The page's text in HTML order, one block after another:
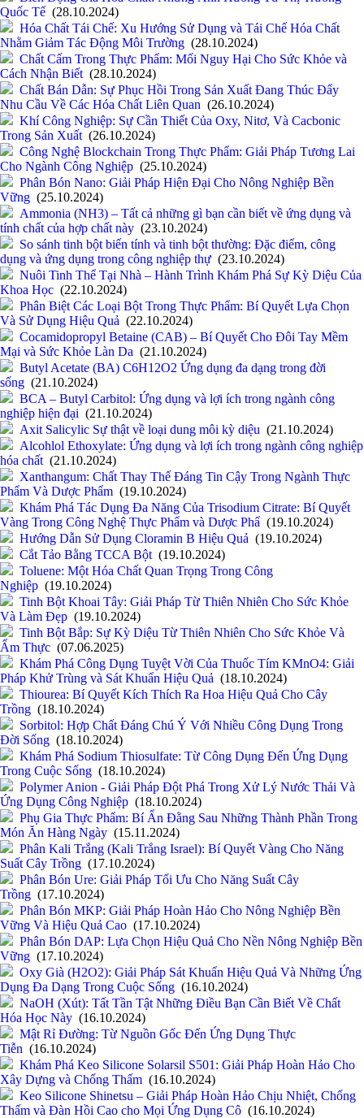
Quốc Tế (28.10.2024)
Hóa Chất Tái Chế: Xu Hướng Sử Dụng và Tái Chế Hóa Chất
Nhằm Giảm Tác Động Môi Trường (28.10.2024)
Chất Cấm Trong Thực Phẩm: Mối Nguy Hại Cho Sức Khỏe và
Cách Nhận Biết (28.10.2024)
Chất Bán Dẫn: Sự Phục Hồi Trong Sản Xuất Đang Thúc Đẩy
Nhu Cầu Về Các Hóa Chất Liên Quan (26.10.2024)
Khí Công Nghiệp: Sự Cần Thiết Của Oxy, Nitơ, Và Cacbonic
Trong Sản Xuất (26.10.2024)
Công Nghệ Blockchain Trong Thực Phẩm: Giải Pháp Tương Lai
Cho Ngành Công Nghiệp (25.10.2024)
Phân Bón Nano: Giải Pháp Hiện Đại Cho Nông Nghiệp Bền
Vững (25.10.2024)
Ammonia (NH3) – Tất cả những gì bạn cần biết về ứng dụng và
tính chất của hợp chất này (23.10.2024)
So sánh tinh bột biến tính và tinh bột thường: Đặc điểm, công
dụng và ứng dụng trong công nghiệp thự (23.10.2024)
Nuôi Tinh Thể Tại Nhà – Hành Trình Khám Phá Sự Kỳ Diệu Của
Khoa Học (22.10.2024)
Phân Biệt Các Loại Bột Trong Thực Phẩm: Bí Quyết Lựa Chọn
Và Sử Dụng Hiệu Quả (22.10.2024)
Cocamidopropyl Betaine (CAB) – Bí Quyết Cho Đôi Tay Mềm
Mại và Sức Khỏe Làn Da (21.10.2024)
Butyl Acetate (BA) C6H12O2 Ứng dụng đa dạng trong đời
sống (21.10.2024)
BCA – Butyl Carbitol: Ứng dụng và lợi ích trong ngành công
nghiệp hiện đại (21.10.2024)
Axit Salicylic Sự thật về loại dung môi kỳ diệu (21.10.2024)
Alcohlol Ethoxylate: Ứng dụng và lợi ích trong ngành công nghiệp
hóa chất (21.10.2024)
Xanthangum: Chất Thay Thế Đáng Tin Cậy Trong Ngành Thực
Phẩm Và Dược Phẩm (19.10.2024)
Khám Phá Tác Dụng Đa Năng Của Trisodium Citrate: Bí Quyết
Vàng Trong Công Nghệ Thực Phẩm và Dược Phẩ (19.10.2024)
Hướng Dẫn Sử Dụng Cloramin B Hiệu Quả (19.10.2024)
Cắt Tảo Bằng TCCA Bột (19.10.2024)
Toluene: Một Hóa Chất Quan Trọng Trong Công
Nghiệp (19.10.2024)
Tinh Bột Khoai Tây: Giải Pháp Từ Thiên Nhiên Cho Sức Khỏe
Và Làm Đẹp (19.10.2024)
Tinh Bột Bắp: Sự Kỳ Diệu Từ Thiên Nhiên Cho Sức Khỏe Và
Ẩm Thực (07.06.2025)
Khám Phá Công Dụng Tuyệt Vời Của Thuốc Tím KMnO4: Giải
Pháp Khử Trùng và Sát Khuẩn Hiệu Quả (18.10.2024)
Thiourea: Bí Quyết Kích Thích Ra Hoa Hiệu Quả Cho Cây
Trồng (18.10.2024)
Sorbitol: Hợp Chất Đáng Chú Ý Với Nhiều Công Dụng Trong
Đời Sống (18.10.2024)
Khám Phá Sodium Thiosulfate: Từ Công Dụng Đến Ứng Dụng
Trong Cuộc Sống (18.10.2024)
Polymer Anion - Giải Pháp Đột Phá Trong Xử Lý Nước Thải Và
Ứng Dụng Công Nghiệp (18.10.2024)
Phụ Gia Thực Phẩm: Bí Ẩn Đằng Sau Những Thành Phần Trong
Món Ăn Hàng Ngày (15.11.2024)
Phân Kali Trắng (Kali Trắng Israel): Bí Quyết Vàng Cho Năng
Suất Cây Trồng (17.10.2024)
Phân Bón Ure: Giải Pháp Tối Ưu Cho Năng Suất Cây
Trồng (17.10.2024)
Phân Bón MKP: Giải Pháp Hoàn Hảo Cho Nông Nghiệp Bền
Vững Và Hiệu Quả Cao (17.10.2024)
Phân Bón DAP: Lựa Chọn Hiệu Quả Cho Nền Nông Nghiệp Bền
Vững (17.10.2024)
Oxy Già (H2O2): Giải Pháp Sát Khuẩn Hiệu Quả Và Những Ứng
Dụng Đa Dạng Trong Cuộc Sống (16.10.2024)
NaOH (Xút): Tất Tần Tật Những Điều Bạn Cần Biết Về Chất
Hóa Học Này (16.10.2024)
Mật Rỉ Đường: Từ Nguồn Gốc Đến Ứng Dụng Thực
Tiễn (16.10.2024)
Khám Phá Keo Silicone Solarsil S501: Giải Pháp Hoàn Hảo Cho
Xây Dựng và Chống Thấm (16.10.2024)
Keo Silicone Shinetsu – Giải Pháp Hoàn Hảo Chịu Nhiệt, Chống
Thấm và Đàn Hồi Cao cho Mọi Ứng Dụng Cô (16.10.2024)